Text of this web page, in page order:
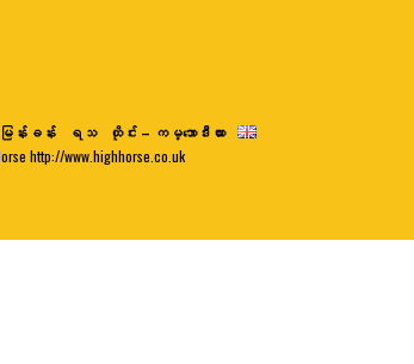
မြန်းခန်း ရသ
ထိုင်း – ကမ္ဘောဒီးယား
http://www.highhorse.co.uk